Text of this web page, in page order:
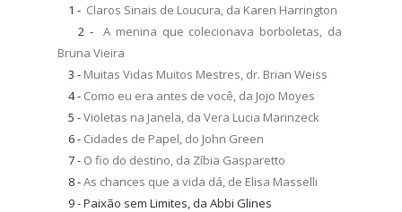
1 - Claros Sinais de Loucura, da Karen Harrington
2 -A menina que colecionava borboletas, da
Bruna Vieira
3 - Muitas Vidas Muitos Mestres, dr. Brian Weiss
4 - Como eu era antes de você, da Jojo Moyes
5 -Violetas na Janela, da Vera Lucia Marinzeck
6 - Cidades de Papel, do John Green
7 - O fio do destino, da Zíbia Gasparetto
8 -As chances que a vida dá, de Elisa Masselli
9 - Paixão sem Limites, da Abbi Glines